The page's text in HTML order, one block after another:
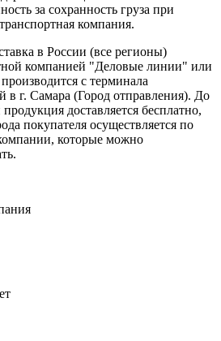
за сохранность груза при
компания.
в России (все регионы)
компанией "Деловые линии" или
с терминала
в г. Самара (Город отправления). До
доставляется бесплатно,
покупателя осуществляется по
которые можно